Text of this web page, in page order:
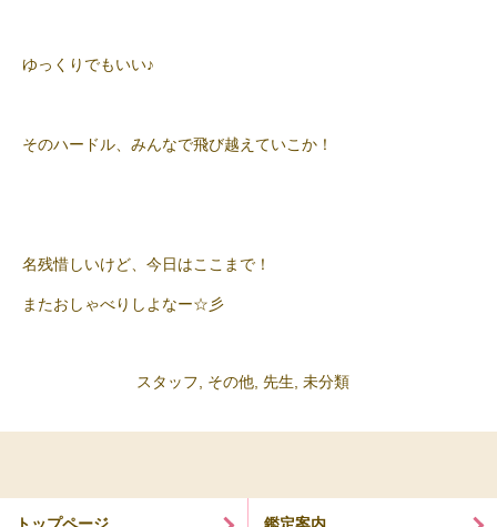
ゆっくりでもいい♪
そのハードル、みんなで飛び越えていこか！
名残惜しいけど、今日はここまで！
またおしゃべりしよなー☆彡
スタッフ その他 先生 未分類